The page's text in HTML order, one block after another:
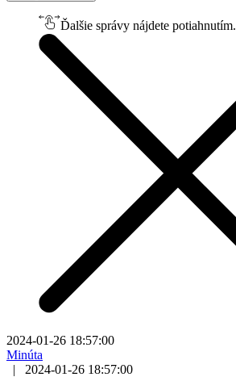
Ďalšie správy nájdete potiahnutím.
2024-01-26 18:57:00
Minúta
|
2024-01-26 18:57:00